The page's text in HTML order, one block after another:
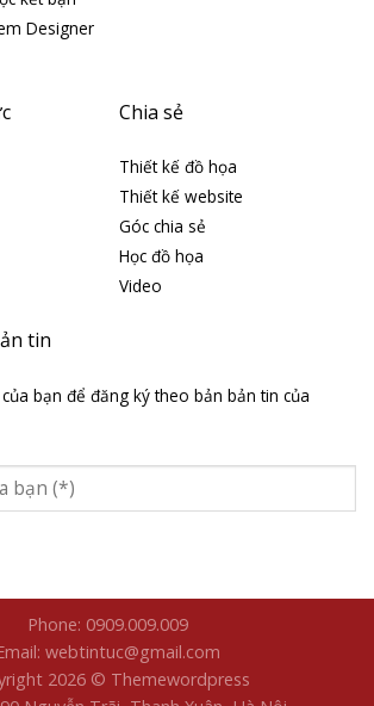
Designer
Chia sẻ
Thiết kế đồ họa
Thiết kế website
Góc chia sẻ
Học đồ họa
Video
tin
bạn để đăng ký theo bản bản tin của
Phone: 0909.009.009
webtintuc@gmail.com
2026 © Themewordpress